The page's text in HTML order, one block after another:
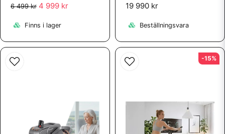
6 499 kr 4 999 kr
Finns i lager
19 990 kr
Beställningsvara
-15%